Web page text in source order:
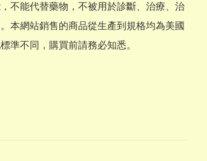
不能代替藥物，不被用於診斷、治療、治
本網站銷售的商品從生產到規格均為美國
準不同，購買前請務必知悉。